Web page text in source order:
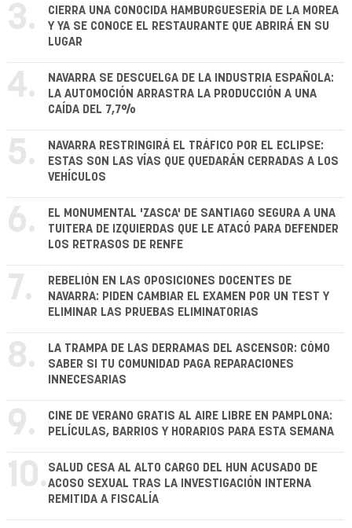
3.
CIERRA UNA CONOCIDA HAMBURGUESERÍA DE LA MOREA
Y YA SE CONOCE EL RESTAURANTE QUE ABRIRÁ EN SU
LUGAR
4.
NAVARRA SE DESCUELGA DE LA INDUSTRIA ESPAÑOLA:
LA AUTOMOCIÓN ARRASTRA LA PRODUCCIÓN A UNA
CAÍDA DEL 7,7%
5.
NAVARRA RESTRINGIRÁ EL TRÁFICO POR EL ECLIPSE:
ESTAS SON LAS VÍAS QUE QUEDARÁN CERRADAS A LOS
VEHÍCULOS
6.
EL MONUMENTAL 'ZASCA' DE SANTIAGO SEGURA A UNA
TUITERA DE IZQUIERDAS QUE LE ATACÓ PARA DEFENDER
LOS RETRASOS DE RENFE
7.
REBELIÓN EN LAS OPOSICIONES DOCENTES DE
NAVARRA: PIDEN CAMBIAR EL EXAMEN POR UN TEST Y
ELIMINAR LAS PRUEBAS ELIMINATORIAS
8.
LA TRAMPA DE LAS DERRAMAS DEL ASCENSOR: CÓMO
SABER SI TU COMUNIDAD PAGA REPARACIONES
INNECESARIAS
9.
CINE DE VERANO GRATIS AL AIRE LIBRE EN PAMPLONA:
PELÍCULAS, BARRIOS Y HORARIOS PARA ESTA SEMANA
10. SALUD CESA AL ALTO CARGO DEL HUN ACUSADO DE
ACOSO SEXUAL TRAS LA INVESTIGACIÓN INTERNA
REMITIDA A FISCALÍA